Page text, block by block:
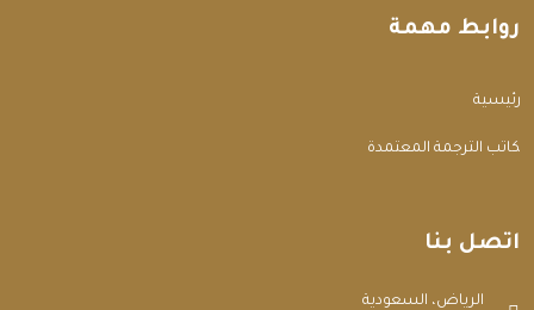
روابط مهمة
الرئيسية
مكاتب الترجمة المعتمدة
اتصل بنا
الرياض، السعودية